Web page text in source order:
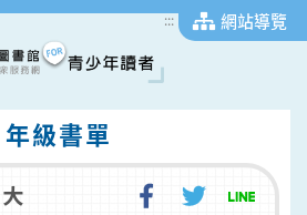
::: 網站導覽
年級書單